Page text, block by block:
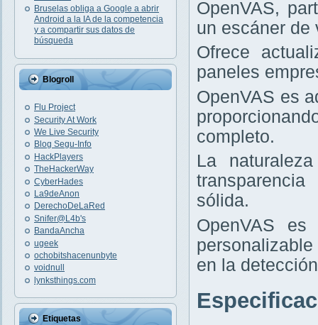
Bruselas obliga a Google a abrir
Android a la IA de la competencia
y a compartir sus datos de
búsqueda
Blogroll
Flu Project
Security At Work
We Live Security
Blog Segu-Info
HackPlayers
TheHackerWay
CyberHades
La9deAnon
DerechoDeLaRed
Snifer@L4b's
BandaAncha
ugeek
ochobitshacenunbyte
voidnull
lynksthings.com
Etiquetas
OpenVAS,
un escáner de
Ofrece
paneles
OpenVAS es
completo.
La
sólida.
OpenVAS
en la